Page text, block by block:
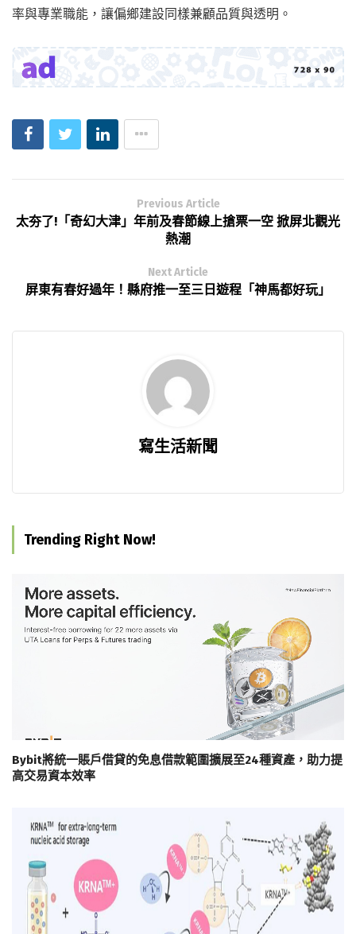
率與專業職能，讓偏鄉建設同樣兼顧品質與透明。
Previous Article
太夯了!「奇幻大津」年前及春節線上搶票一空 掀屏北觀光
熱潮
Next Article
屏東有春好過年！縣府推一至三日遊程「神馬都好玩」
寫生活新聞
Trending Right Now!
Bybit將統一賬戶借貸的免息借款範圍擴展至24種資產，助力提
高交易資本效率